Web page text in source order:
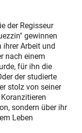
der Regisseur
gewinnen
ihrer Arbeit und
nach einem
für ihn die
der studierte
stolz von seiner
sondern über ihr
Leben